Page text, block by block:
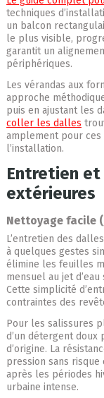
techniques
un balcon
le plus visible,
garantit un
périphériques.
Les vérandas aux
approche
puis en ajustant les
coller les dalles
amplement pour
l’installation.
Entretien
extérieures
Nettoyage facile
L’entretien des
à quelques gestes
élimine les feuilles
mensuel au jet
Cette simplicité
contraintes des
Pour les salissures
d’un détergent
d’origine. La
pression sans
après les périodes
urbaine intense.